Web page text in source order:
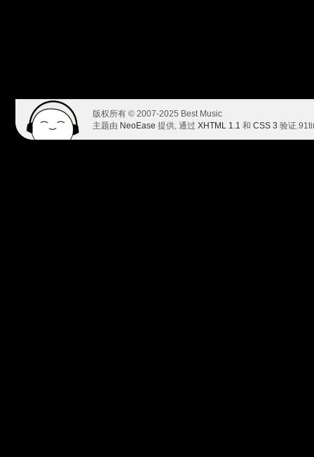
版权所有 © 2007-2025 Best Music
主题由 NeoEase 提供, 通过 XHTML 1.1 和 CSS 3 验证.